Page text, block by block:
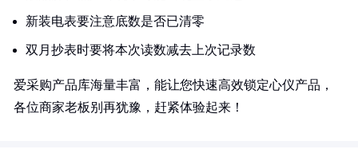
新装电表要注意底数是否已清零
双月抄表时要将本次读数减去上次记录数
爱采购产品库海量丰富，能让您快速高效锁定心仪产品，
各位商家老板别再犹豫，赶紧体验起来！